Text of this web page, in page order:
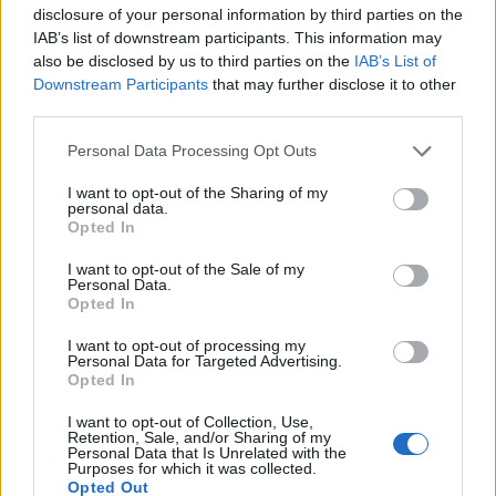
disclosure of your personal information by third parties on the
IAB’s list of downstream participants. This information may
also be disclosed by us to third parties on the IAB’s List of
Downstream Participants that may further disclose it to other
Personal Data Processing Opt Outs
I want to opt-out of the Sharing of my
personal data.
Opted In
I want to opt-out of the Sale of my
Personal Data.
Opted In
I want to opt-out of processing my
Personal Data for Targeted Advertising.
Opted In
I want to opt-out of Collection, Use,
Retention, Sale, and/or Sharing of my
Personal Data that Is Unrelated with the
Purposes for which it was collected.
Opted Out
Senaste foruminläggen
Jag tror att folk köper bil av helt fel
anledning.
Senaste inlägget avGrowe för 48 minuter sedaniAllmänt
Detta köpte jag nyss-tråden
Bestyckningsfundering. Zenith INAT 35/40
förgasare
Senaste inlägget av Mossan1 för 2 timmar sedan
i
Motorteknik (Avancerad)
tiden på tändning.
Senaste inlägget av
ID 4 vs EX 40 ? 4 svar
Senaste inlägget av MickeEng för 18 timmar sedan